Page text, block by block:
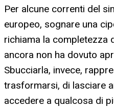
Per alcune correnti del
europeo, sognare una
richiama la completezza
ancora non ha dovuto
Sbucciarla, invece,
trasformarsi, di lasciare
accedere a qualcosa di